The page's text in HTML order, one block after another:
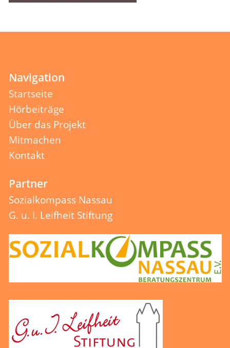
Navigation
Startseite
Hörbeiträge
Über das Projekt
Mitmachen
Kontakt
Partner
Sozialkompass Nassau
G. u. I. Leifheit Stiftung